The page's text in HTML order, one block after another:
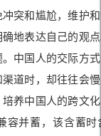
突和尴尬，维护
地表达自己的观
中国人的交际方
道时，却往往会
养中国人的跨文
容并蓄，该含蓄